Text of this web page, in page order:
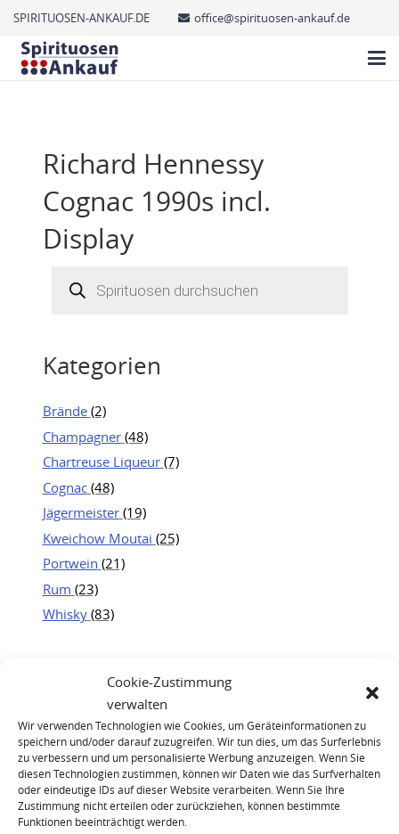
Cookie-Zustimmung
verwalten
Wir verwenden Technologien wie Cookies, um Geräteinformationen zu
speichern und/oder darauf zuzugreifen. Wir tun dies, um das Surferlebnis
zu verbessern und um personalisierte Werbung anzuzeigen. Wenn Sie
diesen Technologien zustimmen, können wir Daten wie das Surfverhalten
oder eindeutige IDs auf dieser Website verarbeiten. Wenn Sie Ihre
Zustimmung nicht erteilen oder zurückziehen, können bestimmte
Funktionen beeinträchtigt werden.
SPIRITUOSEN-ANKAUF.DE office@spirituosen-ankauf.de
Richard Hennessy
Cognac 1990s incl.
Display
search
Kategorien
Brände (2)
Champagner (48)
Chartreuse Liqueur (7)
Cognac (48)
Jägermeister (19)
Kweichow Moutai (25)
Portwein (21)
Rum (23)
Whisky (83)